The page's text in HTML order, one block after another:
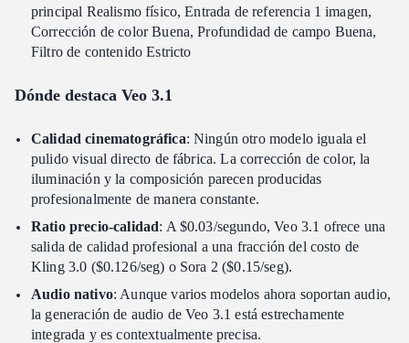
principal Realismo físico, Entrada de referencia 1 imagen,
Corrección de color Buena, Profundidad de campo Buena,
Filtro de contenido Estricto
Dónde destaca Veo 3.1
Calidad cinematográfica: Ningún otro modelo iguala el
pulido visual directo de fábrica. La corrección de color, la
iluminación y la composición parecen producidas
profesionalmente de manera constante.
Ratio precio-calidad: A $0.03/segundo, Veo 3.1 ofrece una
salida de calidad profesional a una fracción del costo de
Kling 3.0 ($0.126/seg) o Sora 2 ($0.15/seg).
Audio nativo: Aunque varios modelos ahora soportan audio,
la generación de audio de Veo 3.1 está estrechamente
integrada y es contextualmente precisa.